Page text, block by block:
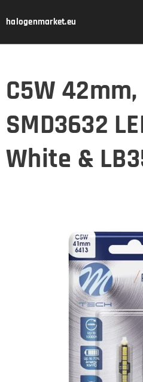
halogenmarket.eu
C5W 42mm,
SMD3632
White &